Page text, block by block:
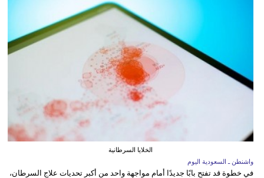
الخلايا السرطانية
واشنطن ـ السعودية اليوم
في خطوة قد تفتح بابًا جديدًا أمام مواجهة واحد من أكبر تحديات علاج السرطان،